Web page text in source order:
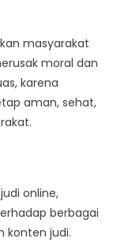
masyarakat
moral dan
karena
aman, sehat,
online,
berbagai
konten judi.